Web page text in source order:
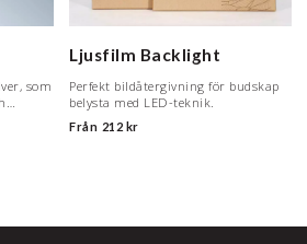
som
Ljusfilm Backlight
Perfekt bildåtergivning för budskap
belysta med LED-teknik.
Från 212 kr